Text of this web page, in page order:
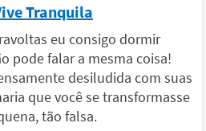
Tranquila
eu consigo dormir
pode falar a mesma coisa!
desiludida com suas
que você se transformasse
tão falsa.